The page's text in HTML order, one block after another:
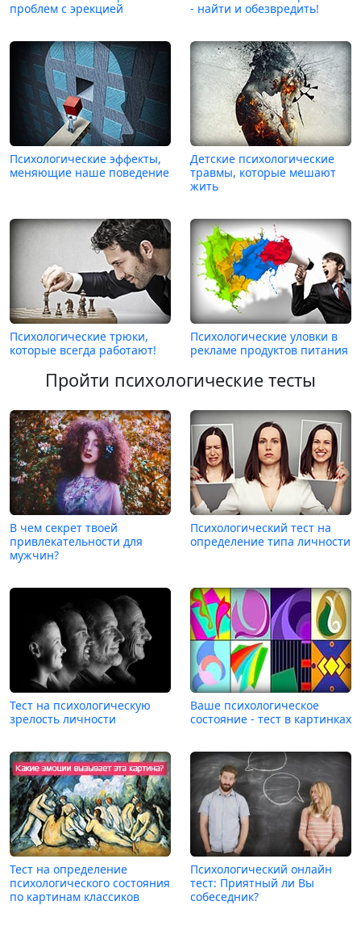
проблем с эрекцией
- найти и обезвредить!
Психологические эффекты,
меняющие наше поведение
Детские психологические
травмы, которые мешают
жить
Психологические трюки,
которые всегда работают!
Психологические уловки в
рекламе продуктов питания
Пройти психологические тесты
В чем секрет твоей
привлекательности для
мужчин?
Психологический тест на
определение типа личности
Тест на психологическую
зрелость личности
Ваше психологическое
состояние - тест в картинках
Тест на определение
психологического состояния
по картинам классиков
Психологический онлайн
тест: Приятный ли Вы
собеседник?